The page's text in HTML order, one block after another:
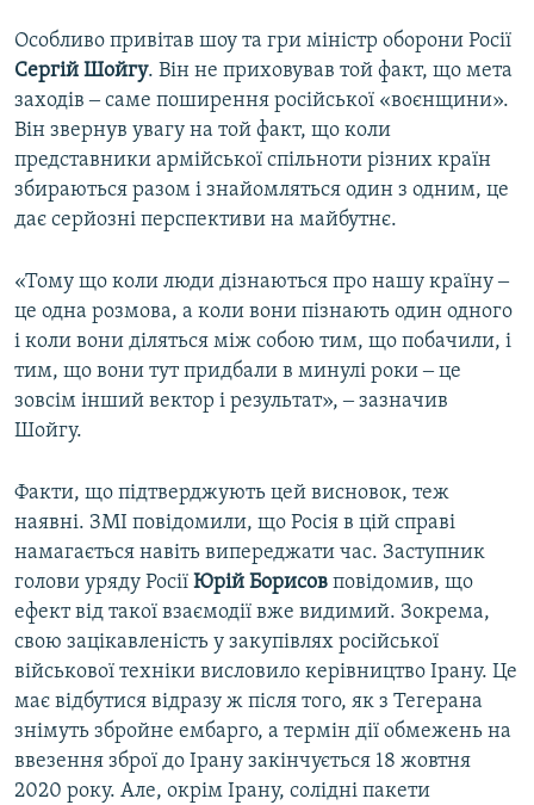
Особливо привітав шоу та гри міністр оборони Росії
Сергій Шойгу. Він не приховував той факт, що мета
заходів ‒ саме поширення російської «воєнщини».
Він звернув увагу на той факт, що коли
представники армійської спільноти різних країн
збираються разом і знайомляться один з одним, це
дає серйозні перспективи на майбутнє.
«Тому що коли люди дізнаються про нашу країну ‒
це одна розмова, а коли вони пізнають один одного
і коли вони діляться між собою тим, що побачили, і
тим, що вони тут придбали в минулі роки ‒ це
зовсім інший вектор і результат», ‒ зазначив
Шойгу.
Факти, що підтверджують цей висновок, теж
наявні. ЗМІ повідомили, що Росія в цій справі
намагається навіть випереджати час. Заступник
голови уряду Росії Юрій Борисов повідомив, що
ефект від такої взаємодії вже видимий. Зокрема,
свою зацікавленість у закупівлях російської
військової техніки висловило керівництво Ірану. Це
має відбутися відразу ж після того, як з Тегерана
знімуть збройне ембарго, а термін дії обмежень на
ввезення зброї до Ірану закінчується 18 жовтня
2020 року. Але, окрім Ірану, солідні пакети